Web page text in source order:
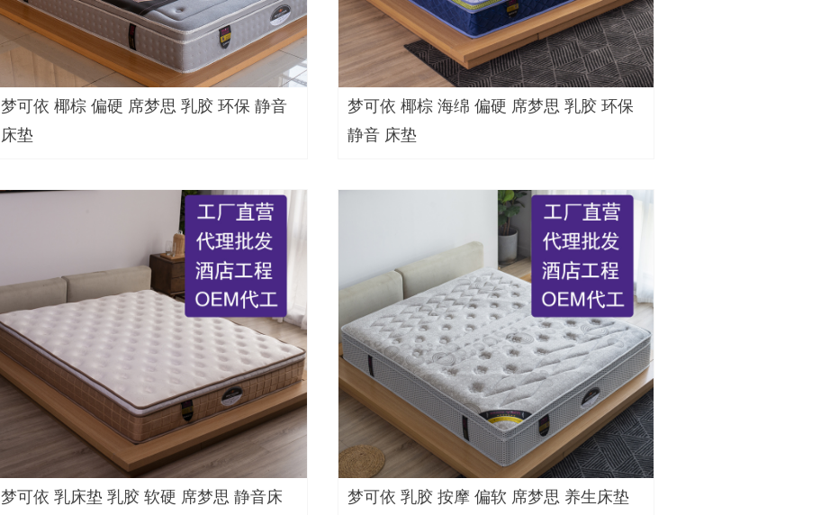
梦可依 椰棕 偏硬 席梦思 乳胶 环保 静音
床垫
梦可依 椰棕 海绵 偏硬 席梦思 乳胶 环保
静音 床垫
梦可依 乳床垫 乳胶 软硬 席梦思 静音床
梦可依 乳胶 按摩 偏软 席梦思 养生床垫